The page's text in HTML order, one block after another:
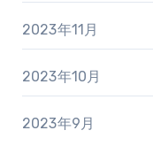
2023年11月
2023年10月
2023年9月